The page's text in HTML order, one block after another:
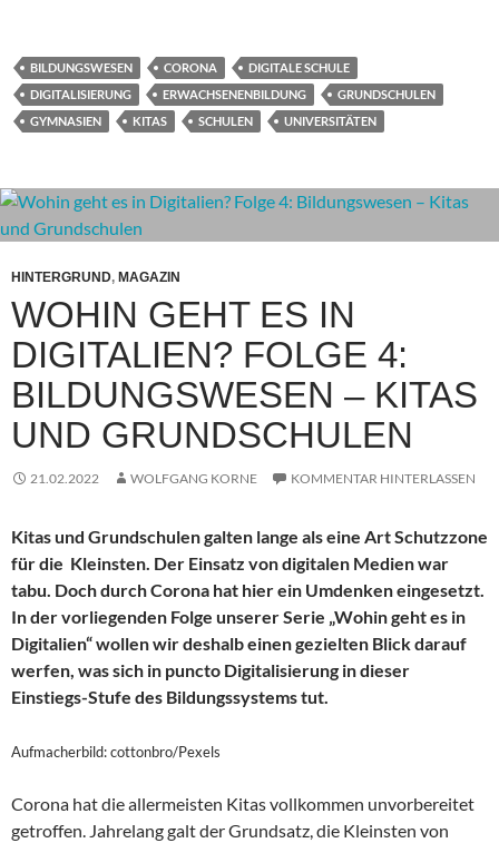
BILDUNGSWESEN CORONA
DIGITALE SCHULE
DIGITALISIERUNG
ERWACHSENENBILDUNG
GRUNDSCHULEN
GYMNASIEN
KITAS SCHULEN UNIVERSITÄTEN
HINTERGRUND, MAGAZIN
WOHIN GEHT ES IN
DIGITALIEN? FOLGE 4:
BILDUNGSWESEN – KITAS
UND GRUNDSCHULEN
21.02.2022 WOLFGANG KORNE KOMMENTAR HINTERLASSEN
Kitas und Grundschulen galten lange als eine Art Schutzzone
für die Kleinsten. Der Einsatz von digitalen Medien war
tabu. Doch durch Corona hat hier ein Umdenken eingesetzt.
In der vorliegenden Folge unserer Serie „Wohin geht es in
Digitalien“ wollen wir deshalb einen gezielten Blick darauf
werfen, was sich in puncto Digitalisierung in dieser
Einstiegs-Stufe des Bildungssystems tut.
Aufmacherbild: cottonbro/Pexels
Corona hat die allermeisten Kitas vollkommen unvorbereitet
getroffen. Jahrelang galt der Grundsatz, die Kleinsten von